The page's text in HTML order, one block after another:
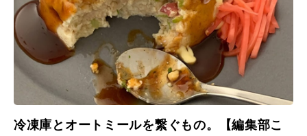
冷凍庫とオートミールを繋ぐもの。【編集部こ